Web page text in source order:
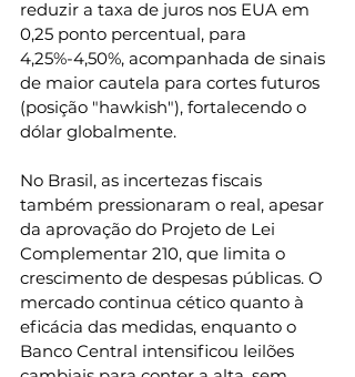
reduzir a taxa de juros nos EUA em
0,25 ponto percentual, para
4,25%-4,50%, acompanhada de sinais
de maior cautela para cortes futuros
(posição "hawkish"), fortalecendo o
dólar globalmente.
No Brasil, as incertezas fiscais
também pressionaram o real, apesar
da aprovação do Projeto de Lei
Complementar 210, que limita o
crescimento de despesas públicas. O
mercado continua cético quanto à
eficácia das medidas, enquanto o
Banco Central intensificou leilões